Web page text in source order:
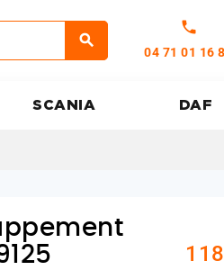
call
04 71 01 16
SCANIA DAF